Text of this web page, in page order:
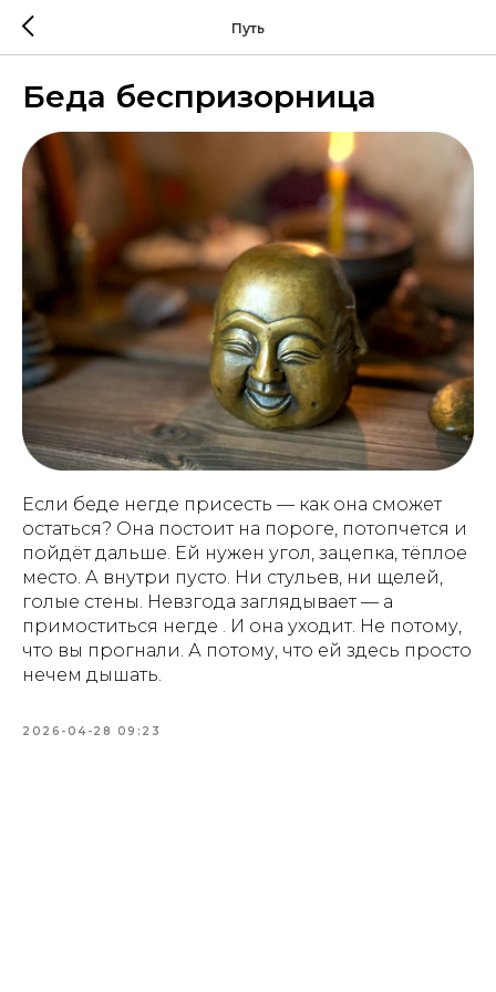
Путь
Беда беспризорница
Если беде негде присесть — как она сможет
остаться? Она постоит на пороге, потопчется и
пойдёт дальше. Ей нужен угол, зацепка, тёплое
место. А внутри пусто. Ни стульев, ни щелей,
голые стены. Невзгода заглядывает — а
примоститься негде . И она уходит. Не потому,
что вы прогнали. А потому, что ей здесь просто
нечем дышать.
2026-04-28 09:23